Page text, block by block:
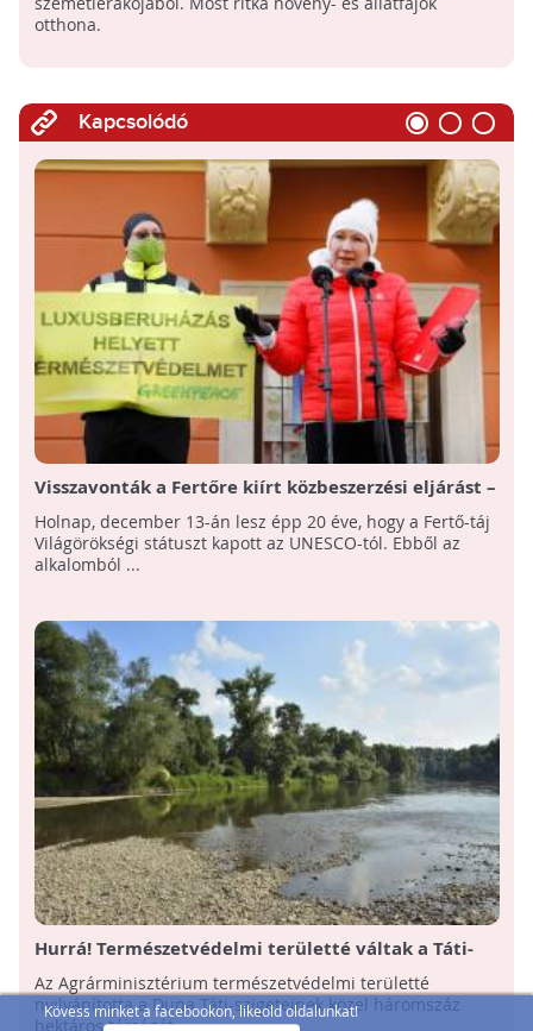
Kövess minket a facebookon, likeold oldalunkat!
otthona.
Kapcsolódó
Visszavonták a Fertőre kiírt közbeszerzési eljárást –
Udvaros Dorottyával ünnepeltek a civilek
Sopronban
Holnap, december 13-án lesz épp 20 éve, hogy a Fertő-táj
Világörökségi státuszt kapott az UNESCO-tól. Ebből az
alkalomból ...
Hurrá! Természetvédelmi területté váltak a Táti-
szigetek a Dunán!
Az Agrárminisztérium természetvédelmi területté
nyilvánította a Duna Táti-szigeteinek közel háromszáz
hektáros térségét.